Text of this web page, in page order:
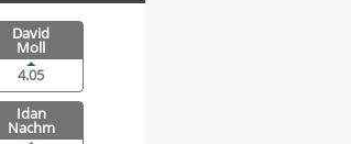
David
Moll
4.05
Idan
Nachm